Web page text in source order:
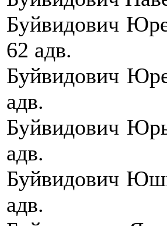
Буйвидович
62 адв.
Буйвидович
адв.
Буйвидович
адв.
Буйвидович
адв.